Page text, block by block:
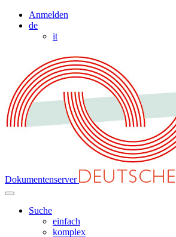
Anmelden
de
it
Dokumentenserver
Suche
einfach
komplex